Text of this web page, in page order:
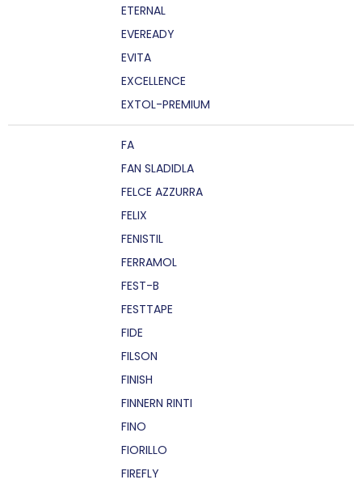
ETERNAL
EVEREADY
EVITA
EXCELLENCE
EXTOL-PREMIUM
FA
FAN SLADIDLA
FELCE AZZURRA
FELIX
FENISTIL
FERRAMOL
FEST-B
FESTTAPE
FIDE
FILSON
FINISH
FINNERN RINTI
FINO
FIORILLO
FIREFLY